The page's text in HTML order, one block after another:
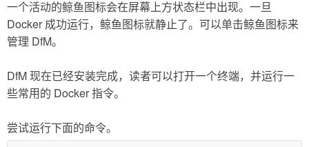
一个活动的鲸鱼图标会在屏幕上方状态栏中出现。一旦
Docker 成功运行，鲸鱼图标就静止了。可以单击鲸鱼图标来
管理 DfM。
DfM 现在已经安装完成，读者可以打开一个终端，并运行一
些常用的 Docker 指令。
尝试运行下面的命令。